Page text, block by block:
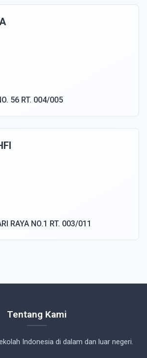
56 RT. 004/005
RAYA NO.1 RT. 003/011
Tentang Kami
Indonesia di dalam dan luar negeri.